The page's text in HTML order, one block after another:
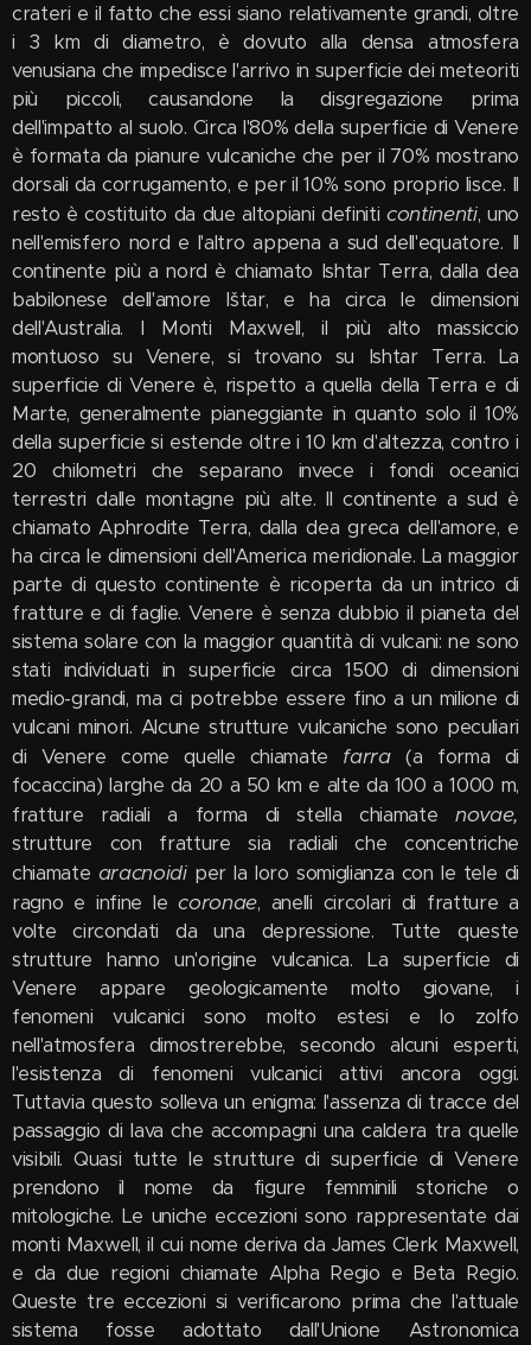
crateri e il fatto che essi siano relativamente grandi, oltre
i 3 km di diametro, è dovuto alla densa atmosfera
venusiana che impedisce l'arrivo in superficie dei meteoriti
più piccoli, causandone la disgregazione prima
dell'impatto al suolo. Circa l'80% della superficie di Venere
è formata da pianure vulcaniche che per il 70% mostrano
dorsali da corrugamento, e per il 10% sono proprio lisce. Il
resto è costituito da due altopiani definiticontinenti, uno
nell'emisfero nord e l'altro appena a sud dell'equatore. Il
continente più a nord è chiamato Ishtar Terra, dalla dea
babilonese dell'amore Ištar, e ha circa le dimensioni
dell'Australia. I Monti Maxwell, il più alto massiccio
montuoso su Venere, si trovano su Ishtar Terra. La
superficie di Venere è, rispetto a quella della Terra e di
Marte, generalmente pianeggiante in quanto solo il 10%
della superficie si estende oltre i 10 km d'altezza, contro i
20 chilometri che separano invece i fondi oceanici
terrestri dalle montagne più alte. Il continente a sud è
chiamato Aphrodite Terra, dalla dea greca dell'amore, e
ha circa le dimensioni dell'America meridionale. La maggior
parte di questo continente è ricoperta da un intrico di
fratture e di faglie. Venere è senza dubbio il pianeta del
sistema solare con la maggior quantità di vulcani: ne sono
stati individuati in superficie circa 1500 di dimensioni
medio-grandi, ma ci potrebbe essere fino a un milione di
vulcani minori. Alcune strutture vulcaniche sono peculiari
di Venere come quelle chiamate farra(a forma di
focaccina) larghe da 20 a 50 km e alte da 100 a 1000 m,
fratture radiali a forma di stella chiamatenovae,
strutture con fratture sia radiali che concentriche
chiamate aracnoidiper la loro somiglianza con le tele di
ragno e infine lecoronae, anelli circolari di fratture a
volte circondati da una depressione. Tutte queste
strutture hanno un'origine vulcanica. La superficie di
Venere appare geologicamente molto giovane, i
fenomeni vulcanici sono molto estesi e lo zolfo
nell'atmosfera dimostrerebbe, secondo alcuni esperti,
l'esistenza di fenomeni vulcanici attivi ancora oggi.
Tuttavia questo solleva un enigma: l'assenza di tracce del
passaggio di lava che accompagni una caldera tra quelle
visibili. Quasi tutte le strutture di superficie di Venere
prendono il nome da figure femminili storiche o
mitologiche. Le uniche eccezioni sono rappresentate dai
monti Maxwell, il cui nome deriva da James Clerk Maxwell,
e da due regioni chiamate Alpha Regio e Beta Regio.
Queste tre eccezioni si verificarono prima che l'attuale
sistema fosse adottato dall'Unione Astronomica